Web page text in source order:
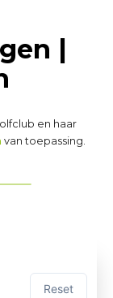
|
en haar
van toepassing.
Reset